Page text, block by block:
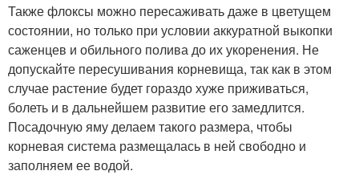
Также флоксы можно пересаживать даже в цветущем
состоянии, но только при условии аккуратной выкопки
саженцев и обильного полива до их укоренения. Не
допускайте пересушивания корневища, так как в этом
случае растение будет гораздо хуже приживаться,
болеть и в дальнейшем развитие его замедлится.
Посадочную яму делаем такого размера, чтобы
корневая система размещалась в ней свободно и
заполняем ее водой.